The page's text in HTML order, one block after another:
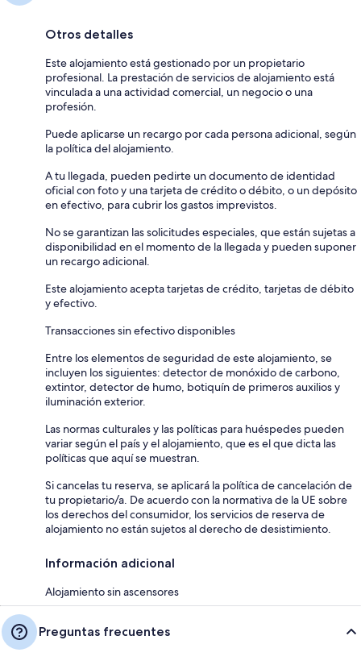
Otros detalles
Este alojamiento está gestionado por un propietario
profesional. La prestación de servicios de alojamiento está
vinculada a una actividad comercial, un negocio o una
profesión.
Puede aplicarse un recargo por cada persona adicional, según
la política del alojamiento.
A tu llegada, pueden pedirte un documento de identidad
oficial con foto y una tarjeta de crédito o débito, o un depósito
en efectivo, para cubrir los gastos imprevistos.
No se garantizan las solicitudes especiales, que están sujetas a
disponibilidad en el momento de la llegada y pueden suponer
un recargo adicional.
Este alojamiento acepta tarjetas de crédito, tarjetas de débito
y efectivo.
Transacciones sin efectivo disponibles
Entre los elementos de seguridad de este alojamiento, se
incluyen los siguientes: detector de monóxido de carbono,
extintor, detector de humo, botiquín de primeros auxilios y
iluminación exterior.
Las normas culturales y las políticas para huéspedes pueden
variar según el país y el alojamiento, que es el que dicta las
políticas que aquí se muestran.
Si cancelas tu reserva, se aplicará la política de cancelación de
tu propietario/a. De acuerdo con la normativa de la UE sobre
los derechos del consumidor, los servicios de reserva de
alojamiento no están sujetos al derecho de desistimiento.
Información adicional
Alojamiento sin ascensores
Preguntas frecuentes